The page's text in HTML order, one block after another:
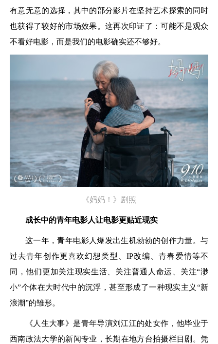
有意无意的选择，其中的部分影片在坚持艺术探索的同时
也获得了较好的市场效果。这再次印证了：可能不是观众
不看好电影，而是我们的电影确实还不够好。
《妈妈！》剧照
成长中的青年电影人让电影更贴近现实
这一年，青年电影人爆发出生机勃勃的创作力量。与
过去青年创作更喜欢幻想类型、IP改编、青春爱情等不
同，他们更加关注现实生活、关注普通人命运、关注“渺
小”个体在大时代中的沉浮，甚至形成了一种现实主义“新
浪潮”的雏形。
《人生大事》是青年导演刘江江的处女作，他毕业于
西南政法大学的新闻专业，长期在地方台拍摄栏目剧。凭